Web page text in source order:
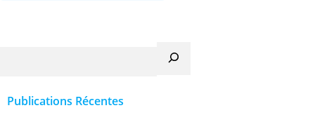
Publications Récentes